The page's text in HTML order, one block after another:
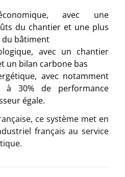
avec une
du chantier et une plus
bâtiment
avec un chantier
un bilan carbone bas
avec notamment
30% de performance
égale.
ce système met en
français au service